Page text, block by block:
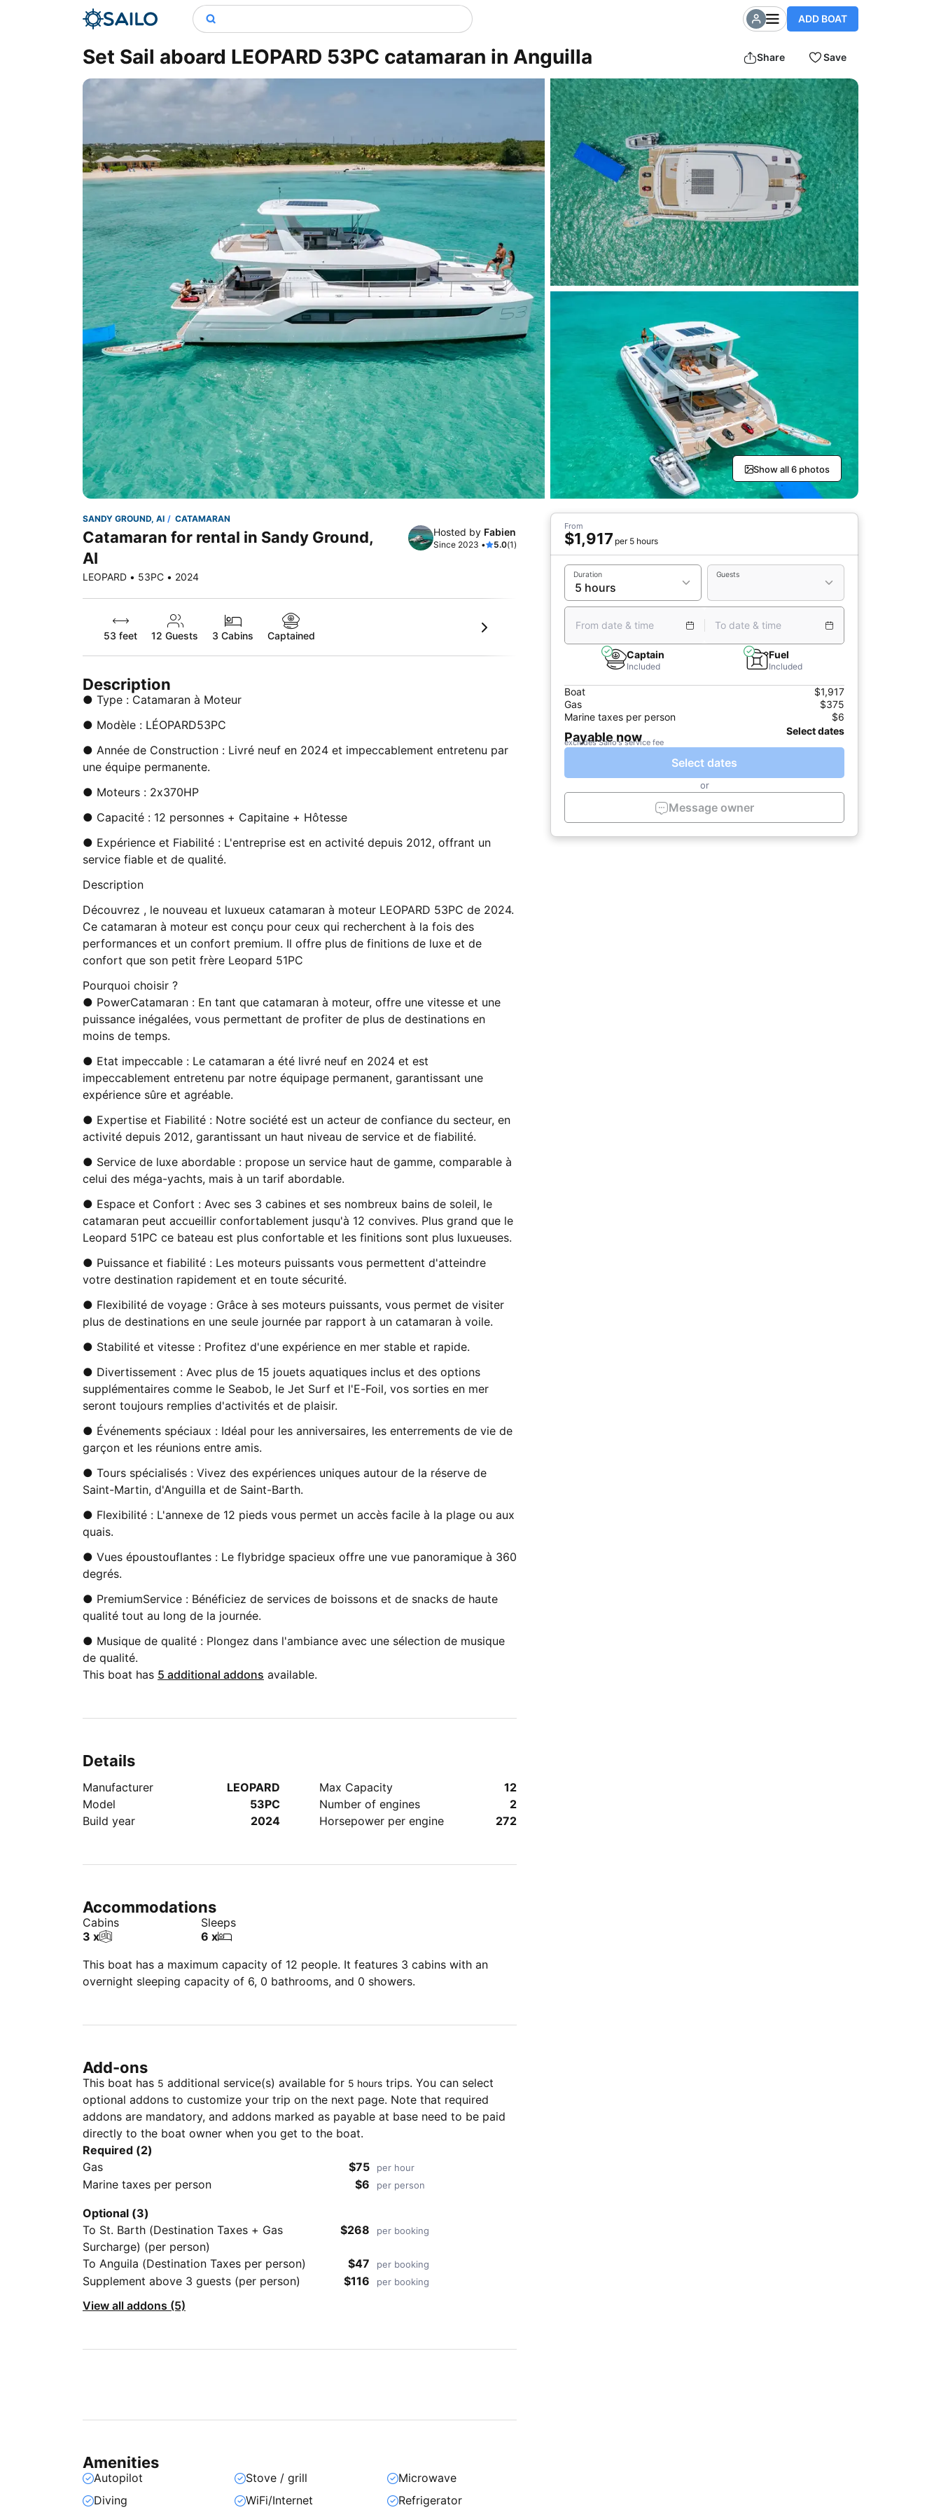
ADD BOAT
Set Sail aboard LEOPARD 53PC catamaran in Anguilla Share Save
Show all 6 photos
SANDY GROUND, AI CATAMARAN
Catamaran for rental in Sandy Ground,
AI
LEOPARD • 53PC • 2024
Hosted by Fabien
Since 2023 • 5.0(1)
53 feet 12 Guests 3 Cabins Captained
Description
● Type : Catamaran à Moteur
● Modèle : LÉOPARD53PC
● Année de Construction : Livré neuf en 2024 et impeccablement entretenu par
une équipe permanente.
● Moteurs : 2x370HP
● Capacité : 12 personnes + Capitaine + Hôtesse
● Expérience et Fiabilité : L'entreprise est en activité depuis 2012, offrant un
service fiable et de qualité.
Description
Découvrez , le nouveau et luxueux catamaran à moteur LEOPARD 53PC de 2024.
Ce catamaran à moteur est conçu pour ceux qui recherchent à la fois des
performances et un confort premium. Il offre plus de finitions de luxe et de
confort que son petit frère Leopard 51PC
Pourquoi choisir ?
● PowerCatamaran : En tant que catamaran à moteur, offre une vitesse et une
puissance inégalées, vous permettant de profiter de plus de destinations en
moins de temps.
● Etat impeccable : Le catamaran a été livré neuf en 2024 et est
impeccablement entretenu par notre équipage permanent, garantissant une
expérience sûre et agréable.
● Expertise et Fiabilité : Notre société est un acteur de confiance du secteur, en
activité depuis 2012, garantissant un haut niveau de service et de fiabilité.
● Service de luxe abordable : propose un service haut de gamme, comparable à
celui des méga-yachts, mais à un tarif abordable.
● Espace et Confort : Avec ses 3 cabines et ses nombreux bains de soleil, le
catamaran peut accueillir confortablement jusqu'à 12 convives. Plus grand que le
Leopard 51PC ce bateau est plus confortable et les finitions sont plus luxueuses.
● Puissance et fiabilité : Les moteurs puissants vous permettent d'atteindre
votre destination rapidement et en toute sécurité.
● Flexibilité de voyage : Grâce à ses moteurs puissants, vous permet de visiter
plus de destinations en une seule journée par rapport à un catamaran à voile.
● Stabilité et vitesse : Profitez d'une expérience en mer stable et rapide.
● Divertissement : Avec plus de 15 jouets aquatiques inclus et des options
supplémentaires comme le Seabob, le Jet Surf et l'E-Foil, vos sorties en mer
seront toujours remplies d'activités et de plaisir.
● Événements spéciaux : Idéal pour les anniversaires, les enterrements de vie de
garçon et les réunions entre amis.
● Tours spécialisés : Vivez des expériences uniques autour de la réserve de
Saint-Martin, d'Anguilla et de Saint-Barth.
● Flexibilité : L'annexe de 12 pieds vous permet un accès facile à la plage ou aux
quais.
● Vues époustouflantes : Le flybridge spacieux offre une vue panoramique à 360
degrés.
● PremiumService : Bénéficiez de services de boissons et de snacks de haute
qualité tout au long de la journée.
● Musique de qualité : Plongez dans l'ambiance avec une sélection de musique
de qualité.
This boat has 5 additional addons available.
Details
Manufacturer
LEOPARD
Model
53PC
Build year
2024
Max Capacity
12
Number of engines
2
Horsepower per engine
272
Accommodations
Cabins
3 x
Sleeps
6 x
This boat has a maximum capacity of 12 people. It features 3 cabins with an
overnight sleeping capacity of 6, 0 bathrooms, and 0 showers.
Add-ons
This boat has 5 additional service(s) available for 5 hours trips. You can select
optional addons to customize your trip on the next page. Note that required
addons are mandatory, and addons marked as payable at base need to be paid
directly to the boat owner when you get to the boat.
Required (2)
Gas
$75 per hour
Marine taxes per person $6 per person
Optional (3)
To St. Barth (Destination Taxes + Gas
Surcharge) (per person)
$268 per booking
To Anguila (Destination Taxes per person) $47 per booking
Supplement above 3 guests (per person) $116 per booking
View all addons (5)
Amenities
Autopilot Stove / grill
Microwave
Diving
WiFi/Internet Refrigerator
From
$1,917 per 5 hours
Duration Guests
From date & time To date & time
Captain
Included
Fuel
Included
Boat
$1,917
Gas
$375
Marine taxes per person
$6
Payable now Select dates
excludes Sailo's service fee
Select dates
or
Message owner